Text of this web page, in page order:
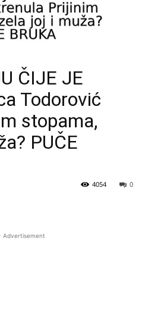
ČIJE JE
Todorović
stopama,
PUČE
0
4054
Advertisement